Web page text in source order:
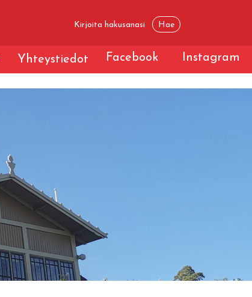
Yhteystiedot Facebook Instagram